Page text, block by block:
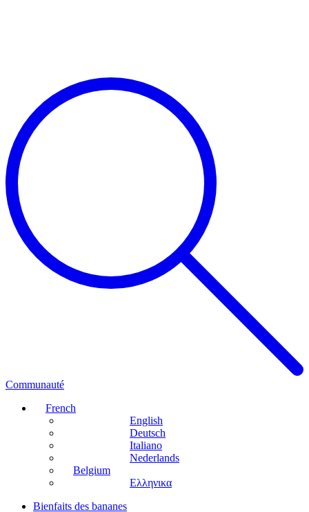
Communauté
French
English
Deutsch
Italiano
Nederlands
Belgium
Ελληνικα
Bienfaits des bananes